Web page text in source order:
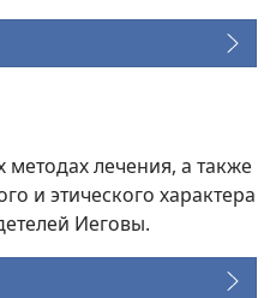
лечения, а также
и этического характера
Иеговы.